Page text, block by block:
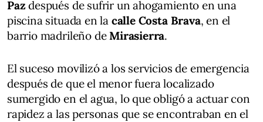
Paz después de sufrir un ahogamiento en una
piscina situada en la calle Costa Brava, en el
barrio madrileño de Mirasierra.
El suceso movilizó a los servicios de emergencia
después de que el menor fuera localizado
sumergido en el agua, lo que obligó a actuar con
rapidez a las personas que se encontraban en el